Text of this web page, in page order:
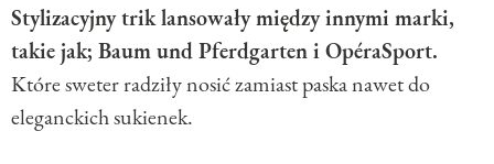
Stylizacyjny trik lansowały między innymi marki,
takie jak; Baum und Pferdgarten i OpéraSport.
Które sweter radziły nosić zamiast paska nawet do
eleganckich sukienek.